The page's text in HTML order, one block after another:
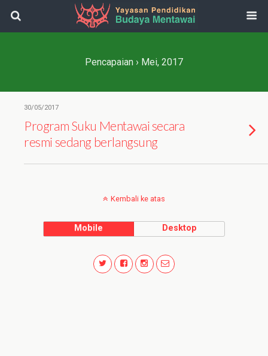
Pencapaian › Mei, 2017
30/05/2017
Program Suku Mentawai secara
resmi sedang berlangsung
Kembali ke atas
Mobile Desktop